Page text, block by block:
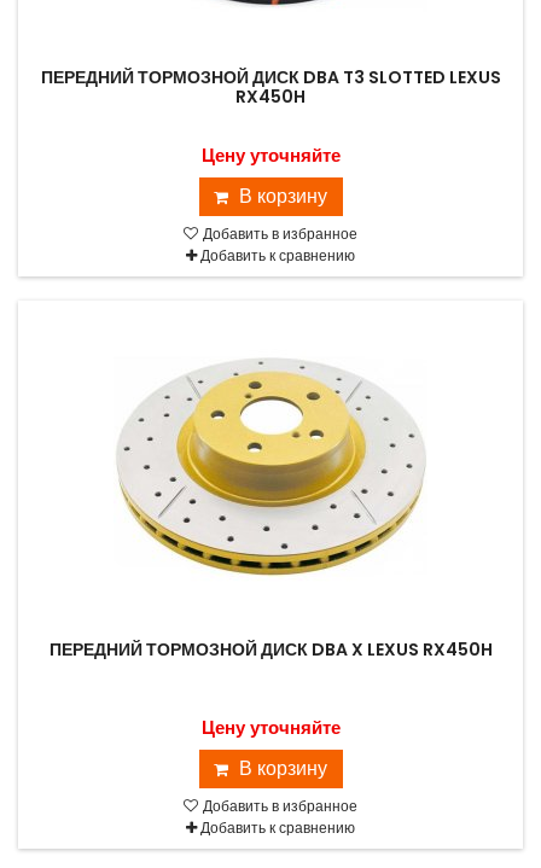
ПЕРЕДНИЙ ТОРМОЗНОЙ ДИСК DBA T3 SLOTTED LEXUS
RX450H
Цену уточняйте
В корзину
Добавить в избранное
Добавить к сравнению
ПЕРЕДНИЙ ТОРМОЗНОЙ ДИСК DBA X LEXUS RX450H
Цену уточняйте
В корзину
Добавить в избранное
Добавить к сравнению